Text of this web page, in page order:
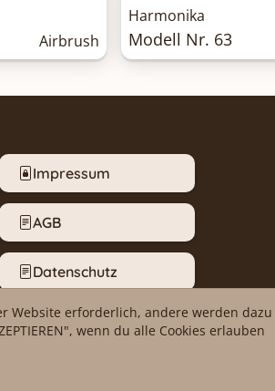
Airbrush Modell Nr. 63
Impressum
AGB
Datenschutz
Cookie-Einstellungen
Website erforderlich, andere werden dazu
wenn du alle Cookies erlauben